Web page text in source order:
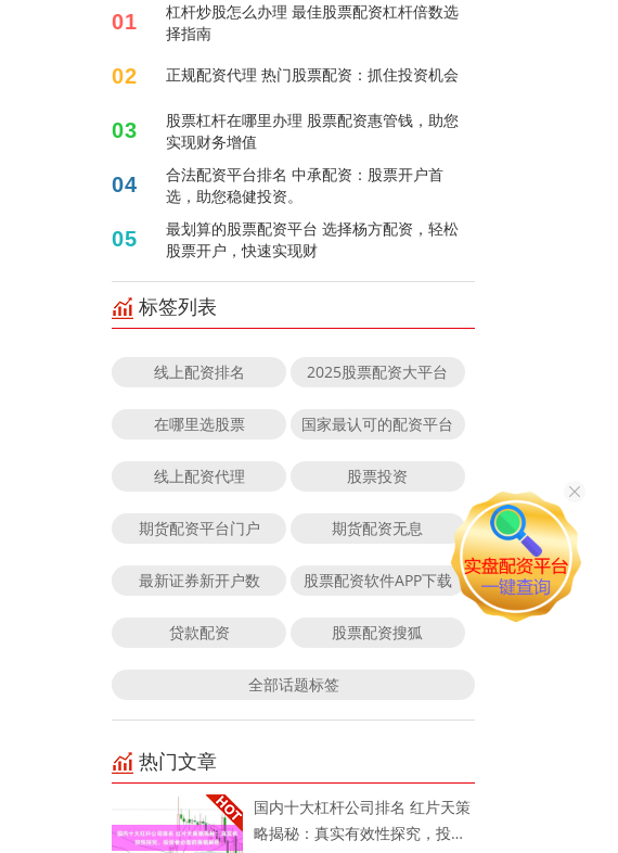
01
杠杆炒股怎么办理 最佳股票配资杠杆倍数选
择指南
02 正规配资代理 热门股票配资：抓住投资机会
03
股票杠杆在哪里办理 股票配资惠管钱，助您
实现财务增值
04
合法配资平台排名 中承配资：股票开户首
选，助您稳健投资。
05
最划算的股票配资平台 选择杨方配资，轻松
股票开户，快速实现财
标签列表
线上配资排名 2025股票配资大平台
在哪里选股票 国家最认可的配资平台
线上配资代理 股票投资
期货配资平台门户 期货配资无息
最新证券新开户数 股票配资软件APP下载
贷款配资 股票配资搜狐
全部话题标签
热门文章
国内十大杠杆公司排名 红片天策
略揭秘：真实有效性探究，投资